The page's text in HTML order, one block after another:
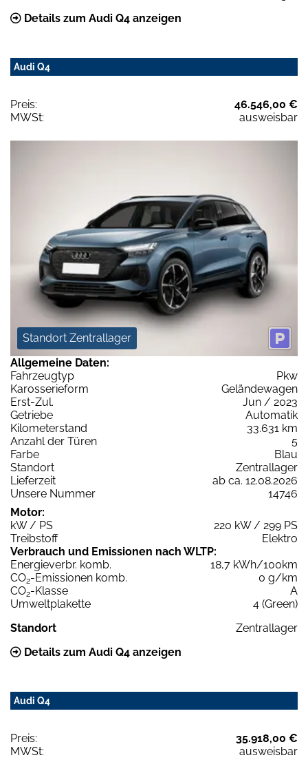
Details zum Audi Q4 anzeigen
Audi Q4
Preis:
46.546,00 €
MWSt:
ausweisbar
Standort Zentrallager
Allgemeine Daten:
Fahrzeugtyp
Pkw
Karosserieform
Geländewagen
Erst-Zul.
Jun / 2023
Getriebe
Automatik
Kilometerstand
33.631 km
Anzahl der Türen
5
Farbe
Blau
Standort
Zentrallager
Lieferzeit
ab ca. 12.08.2026
Unsere Nummer
14746
Motor:
kW / PS
220 kW / 299 PS
Treibstoff
Elektro
Verbrauch und Emissionen nach WLTP:
Energieverbr. komb.
18,7 kWh/100km
CO2-Emissionen komb.
0 g/km
CO2-Klasse
A
Umweltplakette
4 (Green)
Standort
Zentrallager
Details zum Audi Q4 anzeigen
Audi Q4
Preis:
35.918,00 €
MWSt:
ausweisbar